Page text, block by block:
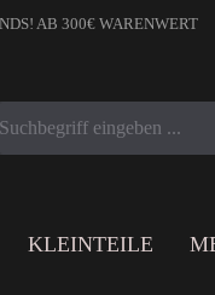
AB 300€ WARENWERT
KLEINTEILE